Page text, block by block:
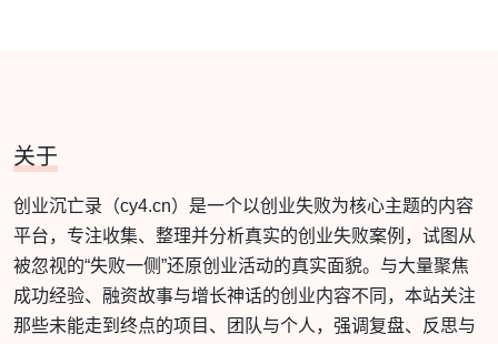
关于
创业沉亡录（cy4.cn）是一个以创业失败为核心主题的内容
平台，专注收集、整理并分析真实的创业失败案例，试图从
被忽视的“失败一侧”还原创业活动的真实面貌。与大量聚焦
成功经验、融资故事与增长神话的创业内容不同，本站关注
那些未能走到终点的项目、团队与个人，强调复盘、反思与